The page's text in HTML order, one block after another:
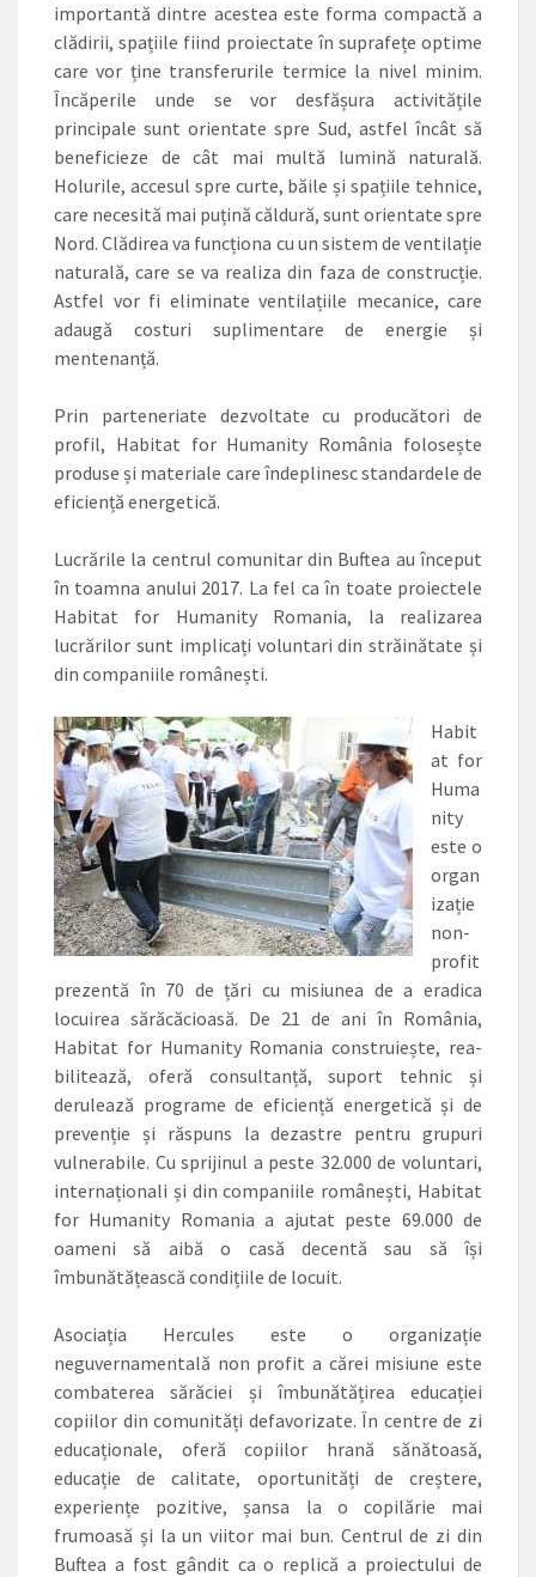
importantă dintre acestea este forma compactă a
clădirii, spațiile fiind proiectate în suprafețe optime
care vor ține transferurile termice la nivel minim.
Încăperile unde se vor desfășura activitățile
principale sunt orientate spre Sud, astfel încât să
beneficieze de cât mai multă lumină naturală.
Holurile, accesul spre curte, băile și spațiile tehnice,
care necesită mai puțină căldură, sunt ­orientate spre
Nord. Clădirea va funcționa cu un sistem de ventilație
naturală, care se va realiza din faza de construcție.
Astfel vor fi eliminate ventilațiile mecanice, care
adaugă costuri suplimentare de energie și
mentenanță.
Prin parteneriate dez­­vol­tate cu producători de
profil, Habitat for Humanity România folosește
produse și materiale care îndeplinesc standardele de
eficiență energetică.
Lucrările la centrul comunitar din Buftea au început
în toamna anului 2017. La fel ca în toate proiectele
Habitat for Humanity Romania, la realizarea
lucrărilor sunt implicați voluntari din străinătate și
din companiile românești.
Habit
at for
Huma
nity
este o
organ
izație
non-
profit
prezentă în 70 de țări cu misiunea de a eradica
locuirea sărăcăcioasă. De 21 de ani în România,
Habitat for Humanity Romania construiește, rea­
bili­tează, oferă con­sul­tanță, suport tehnic și
derulează programe de eficiență energetică și de
prevenție și răspuns la dezastre pentru grupuri
vulnerabile. Cu sprijinul a peste 32.000 de voluntari,
internaționali și din companiile românești, Habitat
for Humanity Romania a ajutat peste 69.000 de
oameni să aibă o casă decentă sau să își
îmbunătățească condițiile de locuit.
Asociația Hercules este o organizație
neguvernamentală non profit a cărei misiune este
combaterea sărăciei și îmbunătățirea educației
copiilor din comunități defavorizate. În centre de zi
educaționale, oferă copiilor hrană sănătoasă,
educație de calitate, oportunități de creștere,
experiențe pozitive, șansa la o copilărie mai
frumoasă și la un viitor mai bun. Centrul de zi din
Buftea a fost gândit ca o replică a proiectului de